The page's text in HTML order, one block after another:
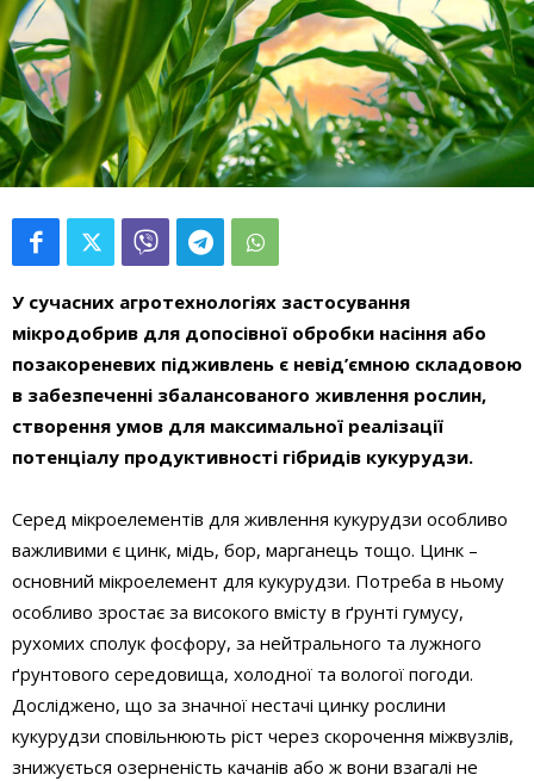
У сучасних агротехнологіях застосування
мікродобрив для допосівної обробки насіння або
позакореневих підживлень є невід’ємною складовою
в забезпеченні збалансованого живлення рослин,
створення умов для максимальної реалізації
потенціалу продуктивності гібридів кукурудзи.
Серед мікроелементів для живлення кукурудзи особливо
важливими є цинк, мідь, бор, марганець тощо. Цинк –
основний мікроелемент для кукурудзи. Потреба в ньому
особливо зростає за високого вмісту в ґрунті гумусу,
рухомих сполук фосфору, за нейтрального та лужного
ґрунтового середовища, холодної та вологої погоди.
Досліджено, що за значної нестачі цинку рослини
кукурудзи сповільнюють ріст через скорочення міжвузлів,
знижується озерненість качанів або ж вони взагалі не